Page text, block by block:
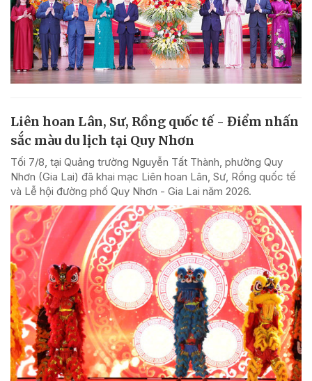
Liên hoan Lân, Sư, Rồng quốc tế - Điểm nhấn
sắc màu du lịch tại Quy Nhơn
Tối 7/8, tại Quảng trường Nguyễn Tất Thành, phường Quy
Nhơn (Gia Lai) đã khai mạc Liên hoan Lân, Sư, Rồng quốc tế
và Lễ hội đường phố Quy Nhơn - Gia Lai năm 2026.